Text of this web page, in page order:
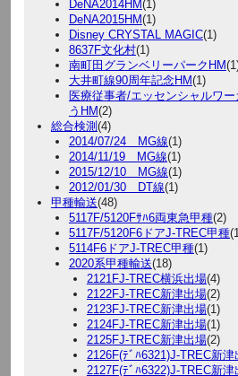
DeNA2014HM(1)
DeNA2015HM(1)
Disney CRYSTAL MAGIC(1)
8637F文化村(1)
南町田グランベリーパークHM
大井町線90周年記念HM(1)
医療従事者/エッセンシャルワ
うHM(2)
総合検測 (4)
2014/07/24 MG線(1)
2014/11/19 MG線(1)
2015/12/10 MG線(1)
2012/01/30 DT線(1)
甲種輸送(48)
5117F/5120Fｻﾊ6両東急甲種(2)
5117F/5120F6ドアJ-TREC甲種
5114F6ドアJ-TREC甲種(1)
2020系甲種輸送(18)
2121FJ-TREC横浜出場(4)
2122FJ-TREC新津出場(2)
2123FJ-TREC新津出場(1)
2124FJ-TREC新津出場(1)
2125FJ-TREC新津出場(2)
2126F(ﾃﾞﾊ6321)J-TREC新津
2127F(ﾃﾞﾊ6322)J-TREC新津